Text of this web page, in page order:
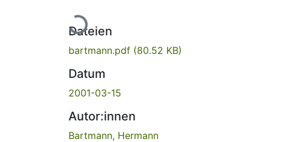
Lade...
Dateien
bartmann.pdf (80.52 KB)
Datum
2001-03-15
Autor:innen
Bartmann, Hermann